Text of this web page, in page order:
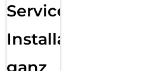
Services
Installation
ganz